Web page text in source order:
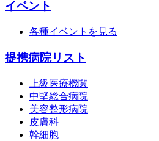
イベント
各種イベントを見る
提携病院リスト
上級医療機関
中堅総合病院
美容整形病院
皮膚科
幹細胞